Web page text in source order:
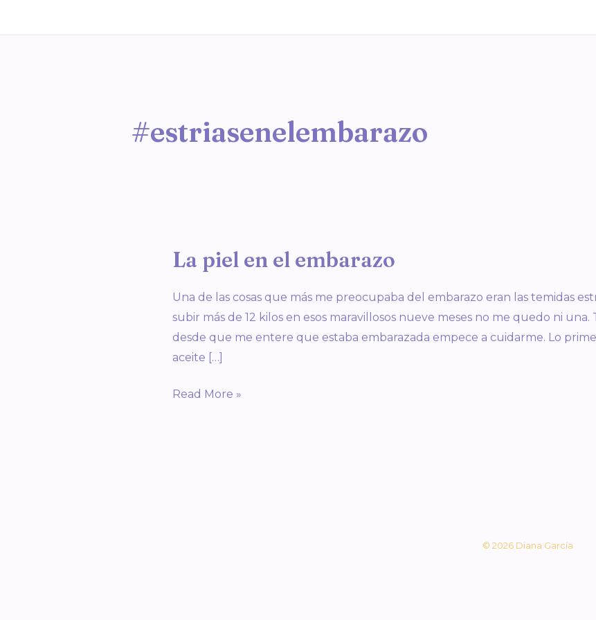
#estriasenelembarazo
La piel en el embarazo
Una de las cosas que más me preocupaba del embarazo eran las temidas
subir más de 12 kilos en esos maravillosos nueve meses no me quedo ni una.
desde que me entere que estaba embarazada empece a cuidarme. Lo
aceite […]
La
en
el
embarazo
Read More »
© 2026 Diana García